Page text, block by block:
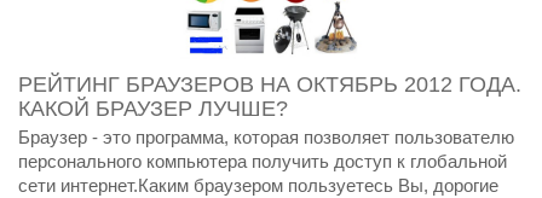
РЕЙТИНГ БРАУЗЕРОВ НА ОКТЯБРЬ 2012 ГОДА.
КАКОЙ БРАУЗЕР ЛУЧШЕ?
Браузер - это программа, которая позволяет пользователю
персонального компьютера получить доступ к глобальной
сети интернет.Каким браузером пользуетесь Вы, дорогие